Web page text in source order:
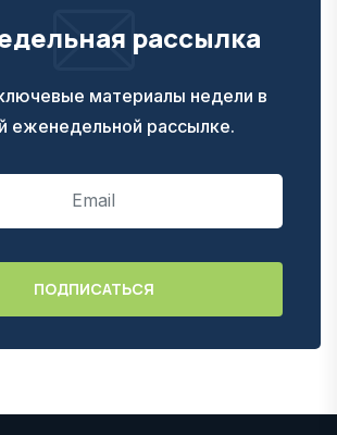
рассылка
материалы недели в
еженедельной рассылке.